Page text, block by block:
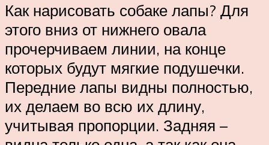
Как нарисовать собаке лапы? Для
этого вниз от нижнего овала
прочерчиваем линии, на конце
которых будут мягкие подушечки.
Передние лапы видны полностью,
их делаем во всю их длину,
учитывая пропорции. Задняя –